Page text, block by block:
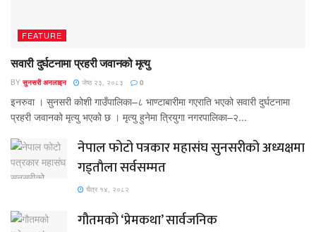
FEATURE
सवारी दुर्घटनामा प्रहरी जवानको मृत्यु
BY सुनसरी अनलाइन जेष्ठ २३, २०८३ 0
इनरुवा । सुनसरी कोशी गाउँपालिका–८ भाण्टाबारीमा गएराति भएको सवारी दुर्घटनामा
प्रहरी जवानको मृत्यु भएको छ । मृत्यु हुनेमा त्रियुगा नगरपालिका–२...
नेपाल फोटो पत्रकार महासंघ सुनसरीको अध्यक्षमा
गड्ताैला सर्वसम्मत
चैत्र १४, २०८२
गौतमको ‘प्रेमकथा’ सार्वजनिक